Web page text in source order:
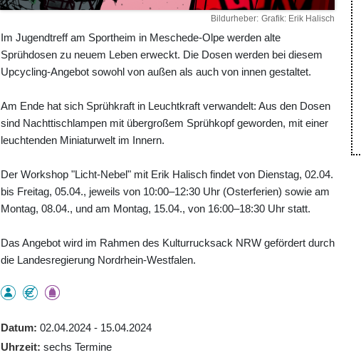
Bildurheber Grafik: Erik Halisch
Im Jugendtreff am Sportheim in Meschede-Olpe werden alte
Sprühdosen zu neuem Leben erweckt. Die Dosen werden bei diesem
Upcycling-Angebot sowohl von außen als auch von innen gestaltet.
Am Ende hat sich Sprühkraft in Leuchtkraft verwandelt: Aus den Dosen
sind Nachttischlampen mit übergroßem Sprühkopf geworden, mit einer
leuchtenden Miniaturwelt im Innern.
Der Workshop "Licht-Nebel" mit Erik Halisch findet von Dienstag, 02.04.
bis Freitag, 05.04., jeweils von 10:00–12:30 Uhr (Osterferien) sowie am
Montag, 08.04., und am Montag, 15.04., von 16:00–18:30 Uhr statt.
Das Angebot wird im Rahmen des Kulturrucksack NRW gefördert durch
die Landesregierung Nordrhein-Westfalen.
Datum 02.04.2024 - 15.04.2024
Uhrzeit sechs Termine